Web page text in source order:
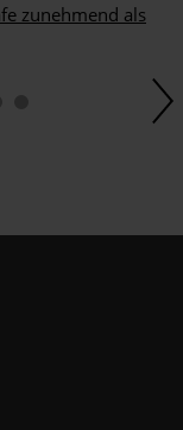
zunehmend als